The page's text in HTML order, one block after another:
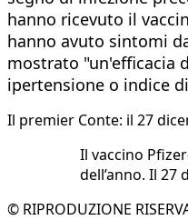
hanno ricevuto il
hanno avuto sintomi
mostrato "un'efficacia
ipertensione o indice
Il premier Conte: il 27
Il vaccino
dell’anno. Il 27
© RIPRODUZIONE